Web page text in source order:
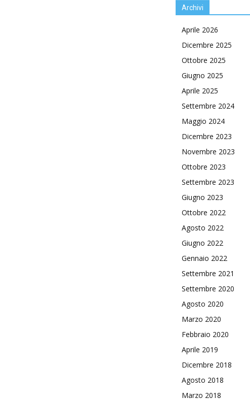
Archivi
Aprile 2026
Dicembre 2025
Ottobre 2025
Giugno 2025
Aprile 2025
Settembre 2024
Maggio 2024
Dicembre 2023
Novembre 2023
Ottobre 2023
Settembre 2023
Giugno 2023
Ottobre 2022
Agosto 2022
Giugno 2022
Gennaio 2022
Settembre 2021
Settembre 2020
Agosto 2020
Marzo 2020
Febbraio 2020
Aprile 2019
Dicembre 2018
Agosto 2018
Marzo 2018